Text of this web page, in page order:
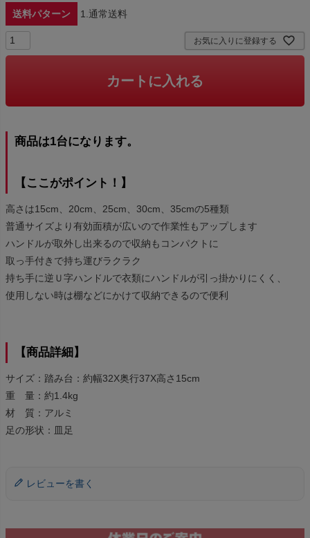
送料パターン 1.通常送料
お気に入りに登録する
カートに入れる
商品は1台になります。
【ここがポイント！】
高さは15cm、20cm、25cm、30cm、35cmの5種類
普通サイズより有効面積が広いので作業性もアップします
ハンドルが取外し出来るので収納もコンパクトに
取っ手付きで持ち運びラクラク
持ち手に逆Ｕ字ハンドルで衣類にハンドルが引っ掛かりにくく、
使用しない時は棚などにかけて収納できるので便利
【商品詳細】
サイズ：踏み台：約幅32X奥行37X高さ15cm
重 量：約1.4kg
材 質：アルミ
足の形状：皿足
レビューを書く